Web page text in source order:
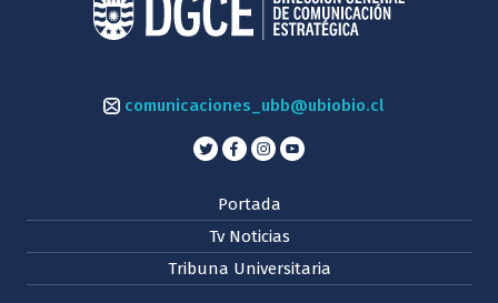
comunicaciones_ubb@ubiobio.cl
Portada
Tv Noticias
Tribuna Universitaria